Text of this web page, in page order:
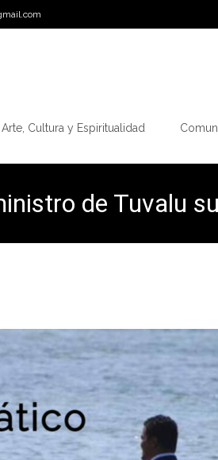
Cultura y Espiritualidad
de Tuvalu